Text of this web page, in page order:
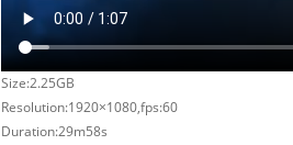
Size:2.25GB
Resolution:1920×1080,fps:60
Duration:29m58s